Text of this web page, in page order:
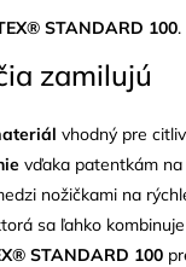
STANDARD 100.
zamilujú
vhodný pre
vďaka patentkám na
nožičkami na
sa ľahko kombinuje
STANDARD 100